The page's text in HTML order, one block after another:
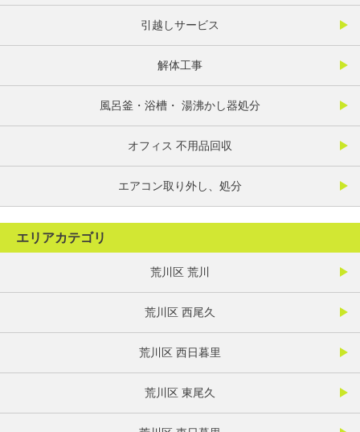
引越しサービス
解体工事
風呂釜・浴槽・ 湯沸かし器処分
オフィス 不用品回収
エアコン取り外し、処分
エリアカテゴリ
荒川区 荒川
荒川区 西尾久
荒川区 西日暮里
荒川区 東尾久